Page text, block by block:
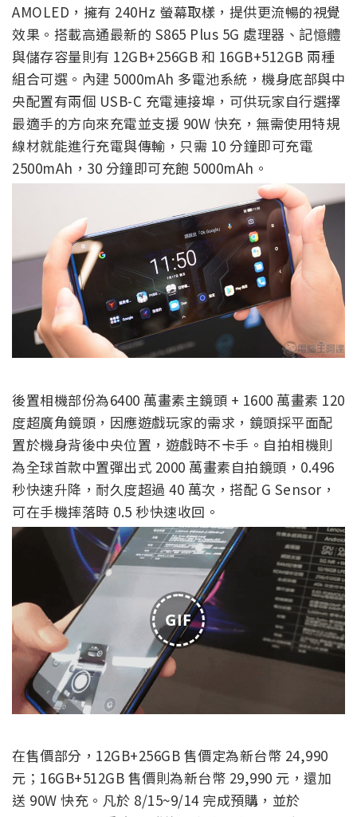
AMOLED，擁有 240Hz 螢幕取樣，提供更流暢的視覺
效果。搭載高通最新的 S865 Plus 5G 處理器、記憶體
與儲存容量則有 12GB+256GB 和 16GB+512GB 兩種
組合可選。內建 5000mAh 多電池系統，機身底部與中
央配置有兩個 USB-C 充電連接埠，可供玩家自行選擇
最適手的方向來充電並支援 90W 快充，無需使用特規
線材就能進行充電與傳輸，只需 10 分鐘即可充電
2500mAh，30 分鐘即可充飽 5000mAh。
後置相機部份為6400 萬畫素主鏡頭 + 1600 萬畫素 120
度超廣角鏡頭，因應遊戲玩家的需求，鏡頭採平面配
置於機身背後中央位置，遊戲時不卡手。自拍相機則
為全球首款中置彈出式 2000 萬畫素自拍鏡頭，0.496
秒快速升降，耐久度超過 40 萬次，搭配 G Sensor，
可在手機摔落時 0.5 秒快速收回。
GIF
在售價部分，12GB+256GB 售價定為新台幣 24,990
元；16GB+512GB 售價則為新台幣 29,990 元，還加
送 90W 快充。凡於 8/15~9/14 完成預購，並於